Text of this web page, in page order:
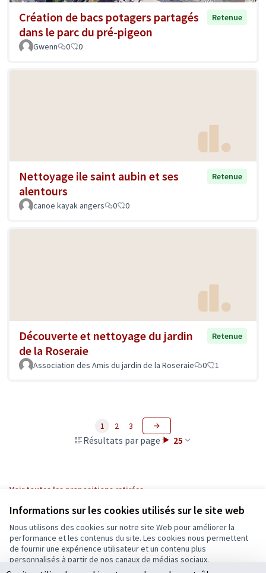
Informations sur les cookies utilisés sur le site web
Nous utilisons des cookies sur notre site Web pour améliorer la
performance et les contenus du site. Les cookies nous permettent
de fournir une expérience utilisateur et un contenu plus
personnalisés à partir de nos canaux de médias sociaux.
Création de bacs potagers partagés
dans le parc du pré-pigeon
Retenue
Gwenn 0 0
Nettoyage ile saint aubin et ses
alentours
Retenue
canoe kayak angers 0 0
Découverte et nettoyage du jardin
de la Roseraie
Retenue
Association des Amis du jardin de la Roseraie 0 1
Résultats par page : 25
1 2 3
Voir toutes les propositions retirées
Conditions d'utilisation
Paramètres des cookies
Ecrivons Angers sur X
(Lien externe)
Ecrivons Angers sur Facebook
(Lien externe)